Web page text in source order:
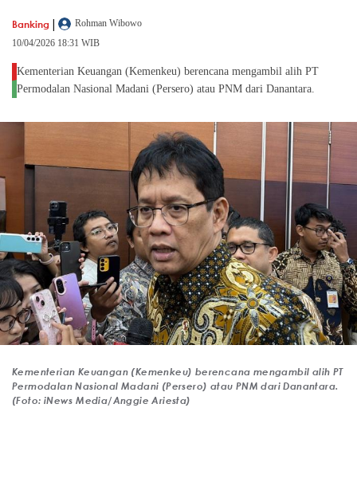
Banking |
Rohman Wibowo
10/04/2026 18:31 WIB
Kementerian Keuangan (Kemenkeu) berencana mengambil alih PT
Permodalan Nasional Madani (Persero) atau PNM dari Danantara.
Kementerian Keuangan (Kemenkeu) berencana mengambil alih PT
Permodalan Nasional Madani (Persero) atau PNM dari Danantara.
(Foto: iNews Media/Anggie Ariesta)